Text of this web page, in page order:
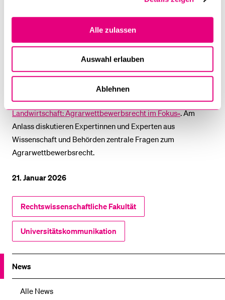
Alle zulassen
Auswahl erlauben
Ablehnen
News
Alle News
die Universität, für die Luzerner Bildungslandschaft und für
Luzern.»
Noch bis am frühen Abend findet nun der wissenschaftliche
Teil statt, das vom Institut für Wirtschaft und Regulierung
veranstaltete Geburtstags-Kolloquium«(Markt)machtlose
Landwirtschaft: Agrarwettbewerbsrecht im Fokus». Am
Anlass diskutieren Expertinnen und Experten aus
Wissenschaft und Behörden zentrale Fragen zum
Agrarwettbewerbsrecht.
21. Januar 2026
Rechtswissenschaftliche Fakultät
Universitätskommunikation